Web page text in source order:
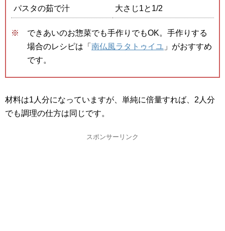
パスタの茹で汁 大さじ1と1/2
できあいのお惣菜でも手作りでもOK。手作りする
場合のレシピは「 南仏風ラタトゥイユ 」がおすすめ
です。
材料は1人分になっていますが、単純に倍量すれば、2人分
でも調理の仕方は同じです。
スポンサーリンク